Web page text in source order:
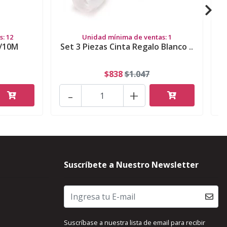
12 Unidad mínima de ventas: 1
Set 3 Piezas Cinta Regalo Blanco ..
$838$1.047
+
-
Suscríbete a Nuestro Newsletter
Suscríbase a nuestra lista de email para recibir